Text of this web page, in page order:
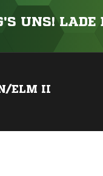
UNS! LADE
ELM II